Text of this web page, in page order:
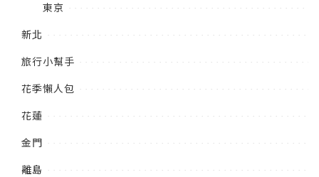
東京
新北
旅行小幫手
花季懶人包
花蓮
金門
離島